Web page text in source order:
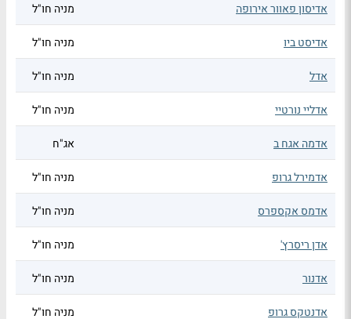
אדיסון פאוור אירופה מניה חו"ל
אדיסט ביו מניה חו"ל
אדל מניה חו"ל
אדליי נורטיי מניה חו"ל
אדמה אגח ב אג"ח
אדמירל גרופ מניה חו"ל
אדמס אקספרס מניה חו"ל
אדן ריסרץ' מניה חו"ל
אדנור מניה חו"ל
אדנטקס גרופ מניה חו"ל